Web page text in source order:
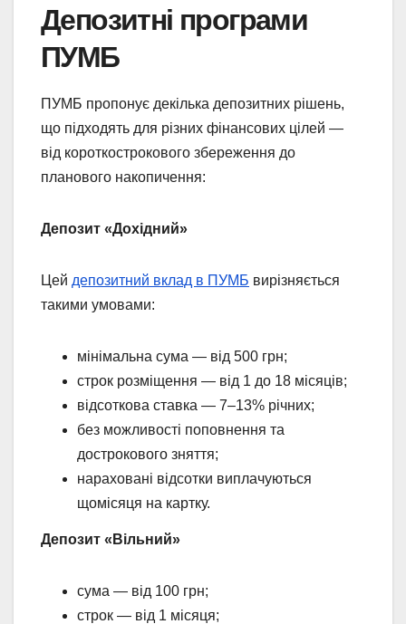
Депозитні програми
ПУМБ
ПУМБ пропонує декілька депозитних рішень,
що підходять для різних фінансових цілей —
від короткострокового збереження до
планового накопичення:
Депозит «Дохідний»
Цей депозитний вклад в ПУМБ вирізняється
такими умовами:
мінімальна сума — від 500 грн;
строк розміщення — від 1 до 18 місяців;
відсоткова ставка — 7–13% річних;
без можливості поповнення та
дострокового зняття;
нараховані відсотки виплачуються
щомісяця на картку.
Депозит «Вільний»
сума — від 100 грн;
строк — від 1 місяця;